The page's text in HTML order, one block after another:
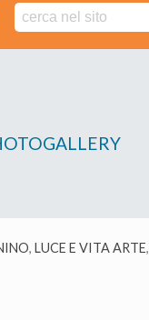
, LUCE E VITA ARTE,